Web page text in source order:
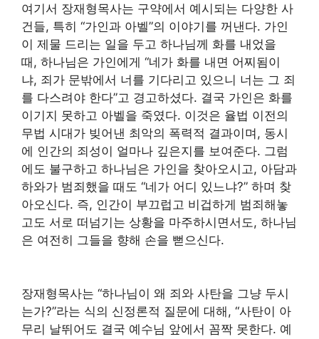
여기서 장재형목사는 구약에서 예시되는 다양한 사
건들, 특히 “가인과 아벨”의 이야기를 꺼낸다. 가인
이 제물 드리는 일을 두고 하나님께 화를 내었을
때, 하나님은 가인에게 “네가 화를 내면 어찌됨이
냐, 죄가 문밖에서 너를 기다리고 있으니 너는 그 죄
를 다스려야 한다”고 경고하셨다. 결국 가인은 화를
이기지 못하고 아벨을 죽였다. 이것은 율법 이전의
무법 시대가 빚어낸 최악의 폭력적 결과이며, 동시
에 인간의 죄성이 얼마나 깊은지를 보여준다. 그럼
에도 불구하고 하나님은 가인을 찾아오시고, 아담과
하와가 범죄했을 때도 “네가 어디 있느냐?” 하며 찾
아오신다. 즉, 인간이 부끄럽고 비겁하게 범죄해놓
고도 서로 떠넘기는 상황을 마주하시면서도, 하나님
은 여전히 그들을 향해 손을 뻗으신다.
장재형목사는 “하나님이 왜 죄와 사탄을 그냥 두시
는가?”라는 식의 신정론적 질문에 대해, “사탄이 아
무리 날뛰어도 결국 예수님 앞에서 꼼짝 못한다. 예